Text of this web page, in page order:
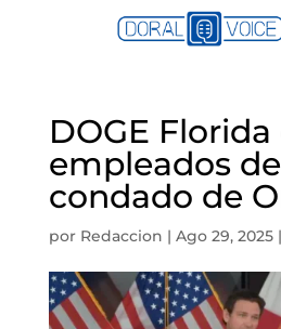
DOGE Florida
empleados
condado de
por Redaccion | Ago 29, 2025|